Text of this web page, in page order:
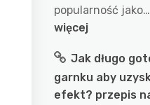
popularność jako…
więcej:
i
mity
o
Jak długo
garnku aby
efekt? przepis